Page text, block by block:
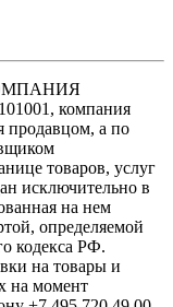
компания
а по
товаров, услуг
исключительно в
на нем
определяемой
кодекса РФ.
на товары и
на момент